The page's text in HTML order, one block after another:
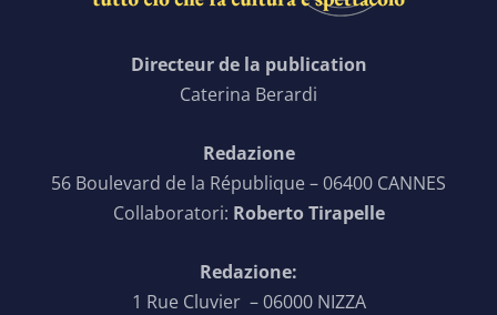
Directeur de la publication
Caterina Berardi
Redazione
56 Boulevard de la République – 06400 CANNES
Collaboratori: Roberto Tirapelle
Redazione:
1 Rue Cluvier – 06000 NIZZA